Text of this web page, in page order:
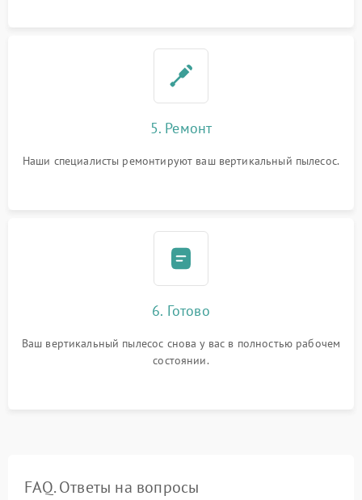
5. Ремонт
Наши специалисты ремонтируют ваш вертикальный пылесос.
6. Готово
Ваш вертикальный пылесос снова у вас в полностью рабочем
состоянии.
FAQ. Ответы на вопросы